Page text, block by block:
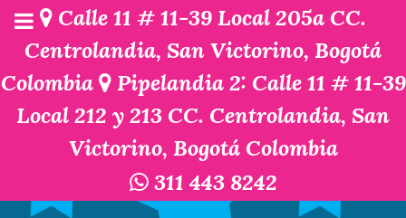
Calle 11 # 11-39 Local 205a CC.
Centrolandia, San Victorino, Bogotá
Colombia
Pipelandia 2: Calle 11 # 11-39
Local 212 y 213 CC. Centrolandia, San
Victorino, Bogotá Colombia
311 443 8242